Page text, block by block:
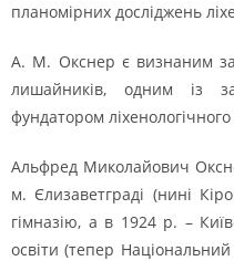
планомірних досліджень
А. М. Окснер є визнаним
лишайників, одним із
фундатором
Альфред Миколайович
м. Єлизаветграді (нині
гімназію, а в 1924 р. –
освіти (тепер